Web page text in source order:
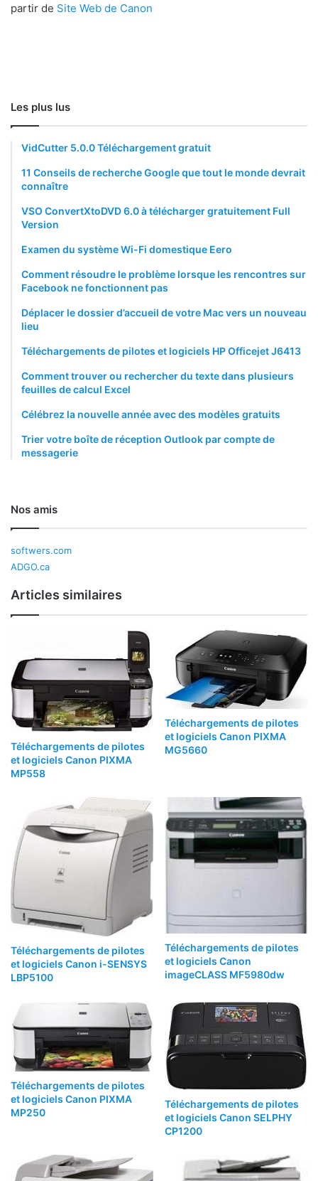
partir de Site Web de Canon
Les plus lus
VidCutter 5.0.0 Téléchargement gratuit
11 Conseils de recherche Google que tout le monde devrait
connaître
VSO ConvertXtoDVD 6.0 à télécharger gratuitement Full
Version
Examen du système Wi-Fi domestique Eero
Comment résoudre le problème lorsque les rencontres sur
Facebook ne fonctionnent pas
Déplacer le dossier d’accueil de votre Mac vers un nouveau
lieu
Téléchargements de pilotes et logiciels HP Officejet J6413
Comment trouver ou rechercher du texte dans plusieurs
feuilles de calcul Excel
Célébrez la nouvelle année avec des modèles gratuits
Trier votre boîte de réception Outlook par compte de
messagerie
Nos amis
softwers.com
ADGO.ca
Articles similaires
Téléchargements de pilotes
et logiciels Canon PIXMA
MP558
Téléchargements de pilotes
et logiciels Canon PIXMA
MG5660
Téléchargements de pilotes
et logiciels Canon i-SENSYS
LBP5100
Téléchargements de pilotes
et logiciels Canon
imageCLASS MF5980dw
Téléchargements de pilotes
et logiciels Canon PIXMA
MP250
Téléchargements de pilotes
et logiciels Canon SELPHY
CP1200